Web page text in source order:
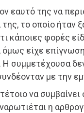
εαυτό της να
το οποίο ήταν
κάποιες φορές
όμως είχε
Η συμμετέχουσα
με την
να
η